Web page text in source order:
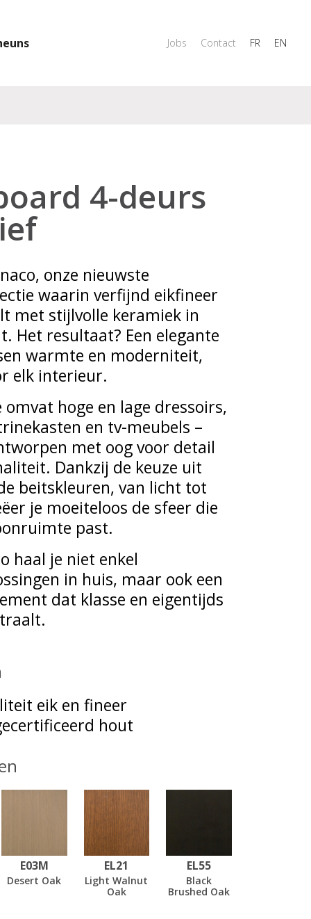
Jobs Contact FR EN
4-deurs
onze nieuwste
waarin verfijnd eikfineer
met stijlvolle keramiek in
Het resultaat? Een elegante
warmte en moderniteit,
elk interieur.
omvat hoge en lage dressoirs,
en tv-meubels –
met oog voor detail
Dankzij de keuze uit
beitskleuren, van licht tot
je moeiteloos de sfeer die
past.
haal je niet enkel
in huis, maar ook een
dat klasse en eigentijds
eik en fineer
hout
E03M
Desert Oak
EL21
Light Walnut
Oak
EL55
Black
Brushed Oak